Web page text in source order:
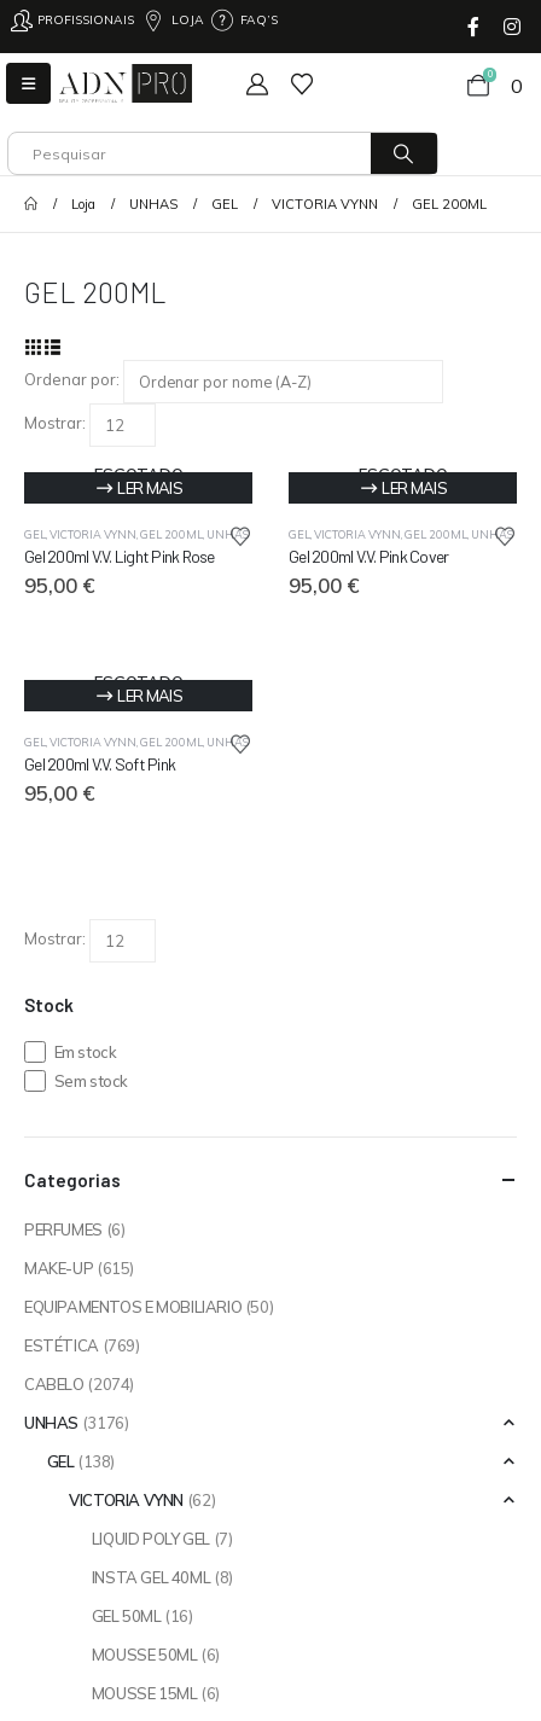
PROFISSIONAIS LOJA FAQ’S
0 0
Loja UNHAS GEL VICTORIA VYNN GEL 200ML
GEL 200ML
Ordenar por:
Mostrar:
ESGOTADO
LER MAIS
GEL VICTORIA VYNN GEL 200ML UNHAS
Gel 200ml V.V. Light Pink Rose
95,00 €
ESGOTADO
LER MAIS
GEL VICTORIA VYNN GEL 200ML UNHAS
Gel 200ml V.V. Pink Cover
95,00 €
ESGOTADO
LER MAIS
GEL VICTORIA VYNN GEL 200ML UNHAS
Gel 200ml V.V. Soft Pink
95,00 €
Mostrar:
Stock
Em stock
Sem stock
Categorias
PERFUMES (6)
MAKE-UP (615)
EQUIPAMENTOS E MOBILIARIO (50)
ESTÉTICA (769)
CABELO (2074)
UNHAS (3176)
GEL (138)
VICTORIA VYNN (62)
LIQUID POLY GEL
(7)
INSTA GEL 40ML (8)
GEL 50ML (16)
MOUSSE 50ML (6)
MOUSSE 15ML (6)